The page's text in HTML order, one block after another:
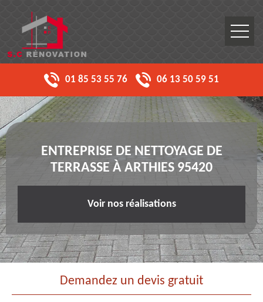
01 85 53 55 76 06 13 50 59 51
ENTREPRISE DE NETTOYAGE DE
TERRASSE À ARTHIES 95420
Voir nos réalisations
Demandez un devis gratuit